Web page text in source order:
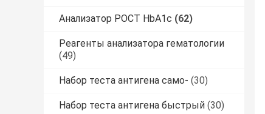
Анализатор POCT HbA1c (62)
Реагенты анализатора гематологии
(49)
Набор теста антигена само- (30)
Набор теста антигена быстрый (30)